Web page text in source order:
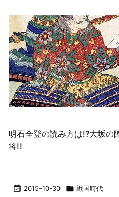
明石全登の読み方は!?大坂の
将!!
 2015-10-30  戦国時代